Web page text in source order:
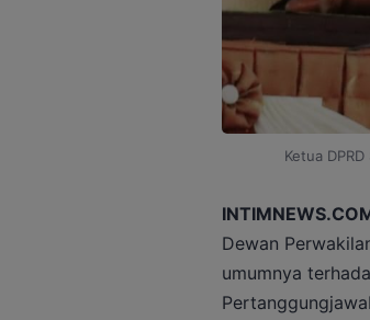
Ketua
Dewan
umumnya